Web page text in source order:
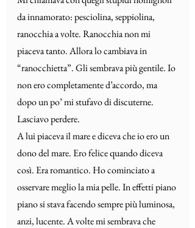
da innamorato: pesciolina, seppiolina,
ranocchia a volte. Ranocchia non mi
piaceva tanto. Allora lo cambiava in
“ranocchietta”. Gli sembrava più gentile. Io
non ero completamente d’accordo, ma
dopo un po’ mi stufavo di discuterne.
Lasciavo perdere.
A lui piaceva il mare e diceva che io ero un
dono del mare. Ero felice quando diceva
così. Era romantico. Ho cominciato a
osservare meglio la mia pelle. In effetti piano
piano si stava facendo sempre più luminosa,
anzi, lucente. A volte mi sembrava che